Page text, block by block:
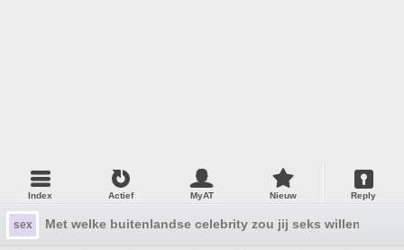
Index Actief MyAT Nieuw Reply
sex Met welke buitenlandse celebrity zou jij seks willen?